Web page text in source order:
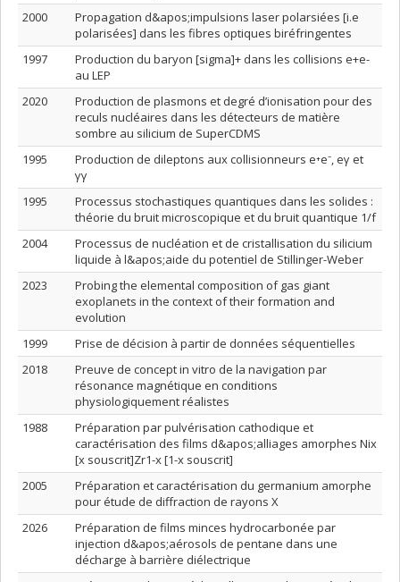
2000
Propagation d&apos;impulsions laser polarsiées [i.e
polarisées] dans les fibres optiques biréfringentes
1997
Production du baryon [sigma]+ dans les collisions e+e-
au LEP
2020
Production de plasmons et degré d’ionisation pour des
reculs nucléaires dans les détecteurs de matière
sombre au silicium de SuperCDMS
1995
Production de dileptons aux collisionneurs e⁺e⁻, eγ et
γγ
1995
Processus stochastiques quantiques dans les solides :
théorie du bruit microscopique et du bruit quantique 1/f
2004
Processus de nucléation et de cristallisation du silicium
liquide à l&apos;aide du potentiel de Stillinger-Weber
2023
Probing the elemental composition of gas giant
exoplanets in the context of their formation and
evolution
1999
Prise de décision à partir de données séquentielles
2018
Preuve de concept in vitro de la navigation par
résonance magnétique en conditions
physiologiquement réalistes
1988
Préparation par pulvérisation cathodique et
caractérisation des films d&apos;alliages amorphes Nix
[x souscrit]Zr1-x [1-x souscrit]
2005
Préparation et caractérisation du germanium amorphe
pour étude de diffraction de rayons X
2026
Préparation de films minces hydrocarbonée par
injection d&apos;aérosols de pentane dans une
décharge à barrière diélectrique